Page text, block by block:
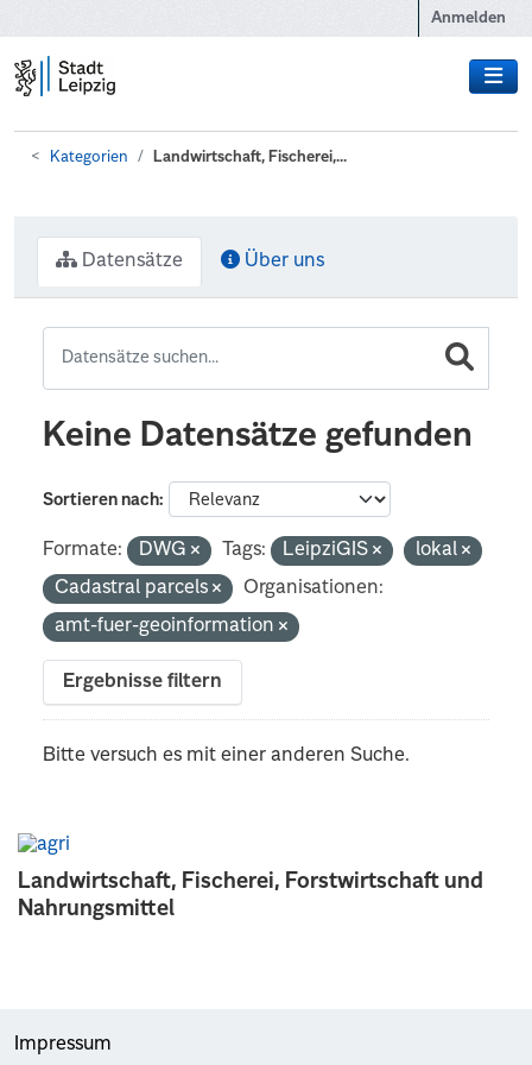
Anmelden
Kategorien Landwirtschaft, Fischerei,...
Landwirtschaft, Fischerei, Forstwirtschaft und
Nahrungsmittel
Datensätze Über uns
Keine Datensätze gefunden
Sortieren nach
Formate: DWG Tags: LeipziGIS
lokal
Cadastral parcels
Organisationen:
amt-fuer-geoinformation
Ergebnisse filtern
Bitte versuch es mit einer anderen Suche.
Impressum